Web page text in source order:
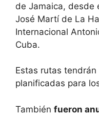
de Jamaica, desde
José Martí de La
Internacional
Cuba.
Estas rutas
planificadas para
También fueron